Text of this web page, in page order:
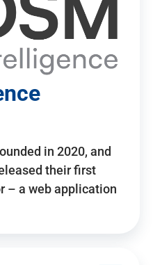
in 2020, and
their first
– a web application